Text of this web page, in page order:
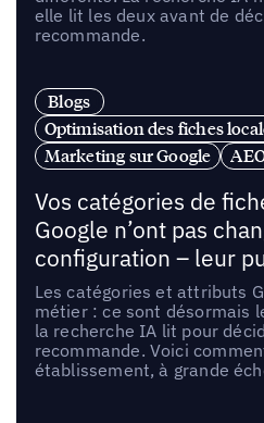
elle lit les deux avant de
recommande.
Blogs
Optimisation des fiches
Marketing sur Google
Vos catégories de
Google n’ont pas
configuration – leur
Les catégories et attributs
métier : ce sont désormais
la recherche IA lit pour
recommande. Voici
établissement, à grande